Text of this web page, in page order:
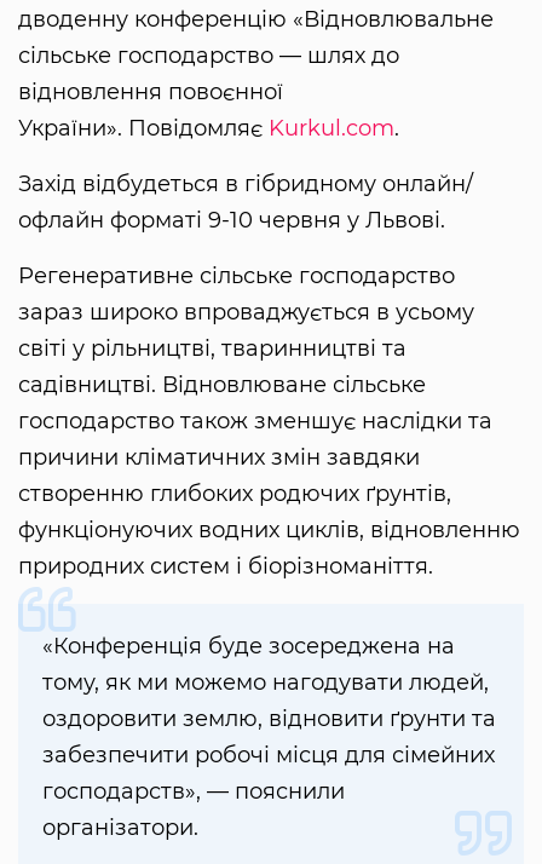
дводенну конференцію «Відновлювальне
сільське господарство — шлях до
відновлення повоєнної
України». Повідомляє Kurkul.com.
Захід відбудеться в гібридному онлайн/
офлайн форматі 9-10 червня у Львові.
Регенеративне сільське господарство
зараз широко впроваджується в усьому
світі у рільництві, тваринництві та
садівництві. Відновлюване сільське
господарство також зменшує наслідки та
причини кліматичних змін завдяки
створенню глибоких родючих ґрунтів,
функціонуючих водних циклів, відновленню
природних систем і біорізноманіття.
«Конференція буде зосереджена на
тому, як ми можемо нагодувати людей,
оздоровити землю, відновити ґрунти та
забезпечити робочі місця для сімейних
господарств», — пояснили
організатори.